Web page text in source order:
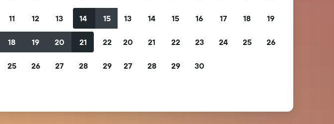
11 12 13 14 15
18 19 20 21 22
25 26 27 28 29
13 14 15 16 17 18 19
20 21 22 23 24 25 26
27 28 29 30